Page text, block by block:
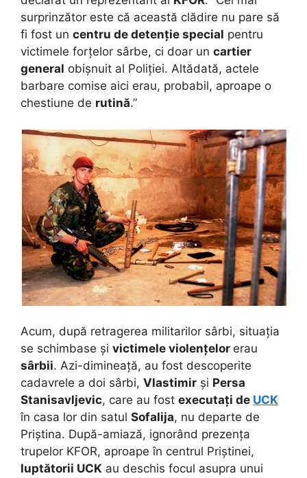
surprinzător este că această clădire nu pare să
fi fost un centru de detenție special pentru
victimele forțelor sârbe, ci doar un cartier
general obișnuit al Poliției. Altădată, actele
barbare comise aici erau, probabil, aproape o
chestiune de rutină.”
Acum, după retragerea militarilor sârbi, situația
se schimbase și victimele violențelor erau
sârbii. Azi-dimineață, au fost descoperite
cadavrele a doi sârbi, Vlastimir și Persa
Stanisavljevic, care au fost executați de UCK
în casa lor din satul Sofalija, nu departe de
Priștina. După-amiază, ignorând prezența
trupelor KFOR, aproape în centrul Priștinei,
luptătorii UCK au deschis focul asupra unui